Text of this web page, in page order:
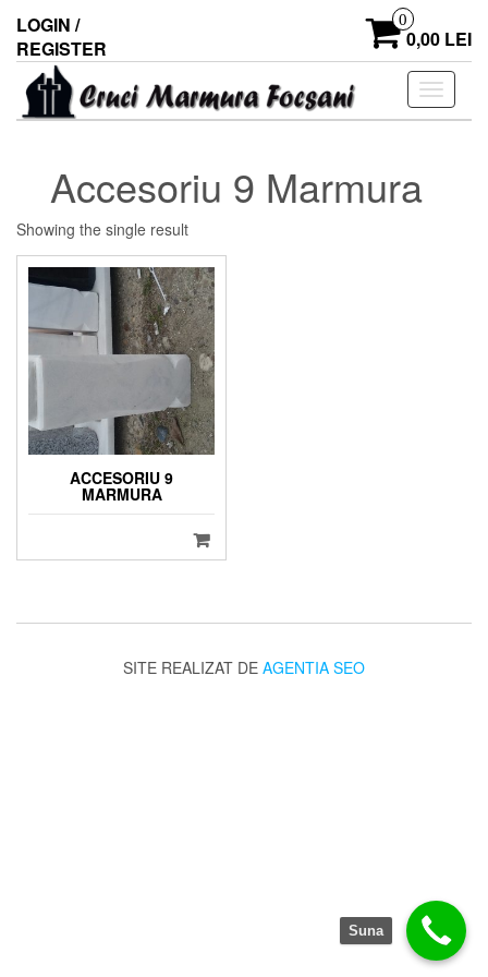
LOGIN /
REGISTER
0
0,00 LEI
Toggle
Accesoriu 9 Marmura
Showing the single result
ACCESORIU 9
MARMURA
SITE REALIZAT DE AGENTIA SEO
Suna